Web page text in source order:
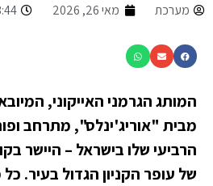
מערכת מאי 26, 2026
המותג הגרמני האייקוני,
מבית "אוריג'ינלס", מתרחב
של עופר הקניון הגדול בעיר.